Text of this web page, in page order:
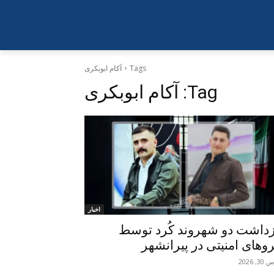
Tags آکام ابوبکری
Tag: آکام ابوبکری
اخبار
دو شهروند کُرد توسط
امنیتی در پیرانشهر
2026